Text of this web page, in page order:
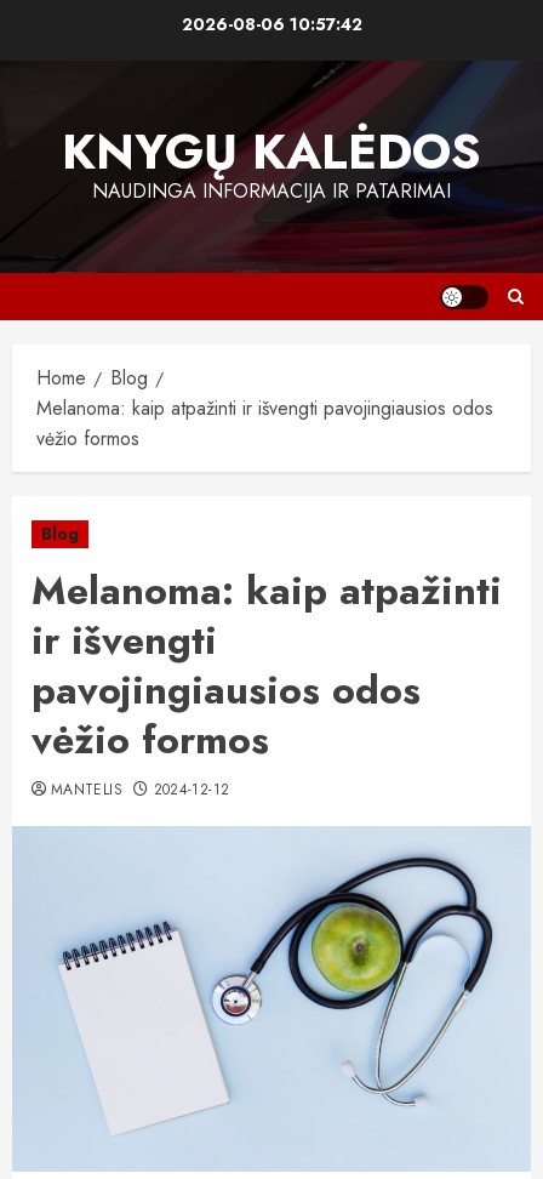
2026-08-06 10:57:43
KNYGŲ KALĖDOS
NAUDINGA INFORMACIJA IR PATARIMAI
Home
Blog
Melanoma: kaip atpažinti ir išvengti pavojingiausios odos
vėžio formos
Blog
Melanoma: kaip atpažinti
ir išvengti
pavojingiausios odos
vėžio formos
MANTELIS 2024-12-12